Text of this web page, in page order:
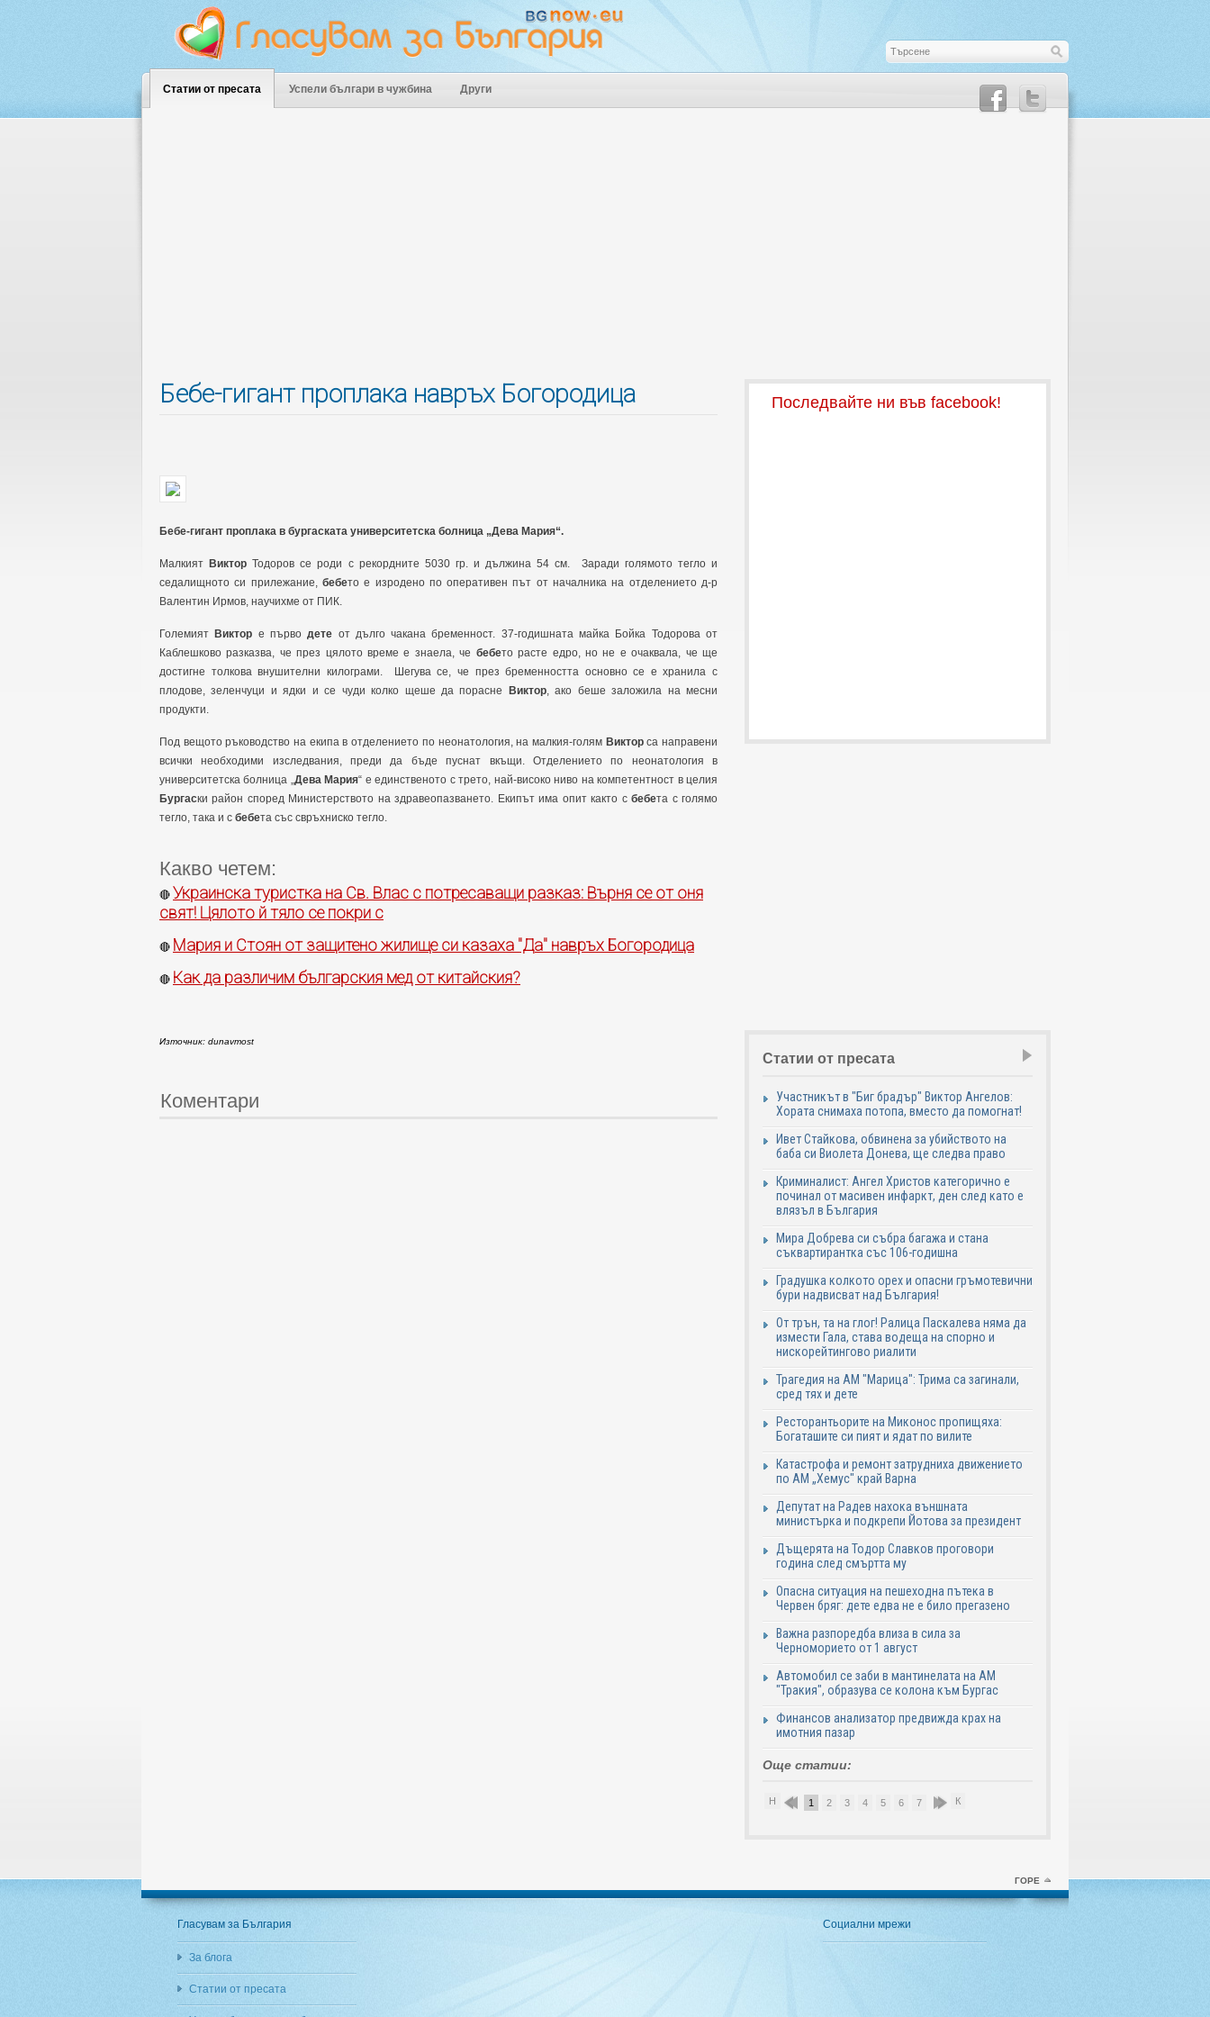
Статии от пресата Успели българи в чужбина Други
Бебе-гигант проплака навръх Богородица
Бебе-гигант проплака в бургаската университетска болница „Дева Мария“.
Малкият Виктор Тодоров се роди с рекордните 5030 гр. и дължина 54 см. Заради голямото тегло и
седалищното си прилежание, бебето е изродено по оперативен път от началника на отделението д-р
Валентин Ирмов, научихме от ПИК.
Големият Виктор е първодете от дълго чакана бременност. 37-годишната майка Бойка Тодорова от
Каблешково разказва, че през цялото време е знаела, че бебето расте едро, но не е очаквала, че ще
достигне толкова внушителни килограми. Шегува се, че през бременността основно се е хранила с
плодове, зеленчуци и ядки и се чуди колко щеше да порасне
Виктор, ако беше заложила на месни
продукти.
Под вещото ръководство на екипа в отделението по неонатология, на малкия-голям Викторса направени
всички необходими изследвания, преди да бъде пуснат вкъщи. Отделението по неонатология в
университетска болница „Дева Мария“ е единственото с трето, най-високо ниво на компетентност в целия
Бургаски район според Министерството на здравеопазването. Екипът има опит както сбебета с голямо
тегло, така и с бебета със свръхниско тегло.
Какво четем:
🔴 Украинска туристка на Св. Влас с потресаващи разказ: Върня се от оня
свят! Цялото й тяло се покри с
🔴 Мария и Стоян от защитено жилище си казаха "Да" навръх Богородица
🔴 Как да различим българския мед от китайския?
Източник: dunavmost
Коментари
Последвайте ни във facebook!
Статии от пресата
Участникът в "Биг брадър" Виктор Ангелов:
Хората снимаха потопа, вместо да помогнат!
Ивет Стайкова, обвинена за убийството на
баба си Виолета Донева, ще следва право
Криминалист: Ангел Христов категорично е
починал от масивен инфаркт, ден след като е
влязъл в България
Мира Добрева си събра багажа и стана
съквартирантка със 106-годишна
Градушка колкото орех и опасни гръмотевични
бури надвисват над България!
От трън, та на глог! Ралица Паскалева няма да
измести Гала, става водеща на спорно и
нискорейтингово риалити
Трагедия на АМ "Марица": Трима са загинали,
сред тях и дете
Ресторантьорите на Миконос пропищяха:
Богаташите си пият и ядат по вилите
Катастрофа и ремонт затрудниха движението
по АМ „Хемус" край Варна
Депутат на Радев нахока външната
министърка и подкрепи Йотова за президент
Дъщерята на Тодор Славков проговори
година след смъртта му
Опасна ситуация на пешеходна пътека в
Червен бряг: дете едва не е било прегазено
Важна разпоредба влиза в сила за
Черноморието от 1 август
Автомобил се заби в мантинелата на АМ
"Тракия", образува се колона към Бургас
Финансов анализатор предвижда крах на
имотния пазар
Още статии:
Н 1 2 3 4 5 6 7 8 9К
ГОРЕ
Гласувам за България
За блога
Статии от пресата
Социални мрежи